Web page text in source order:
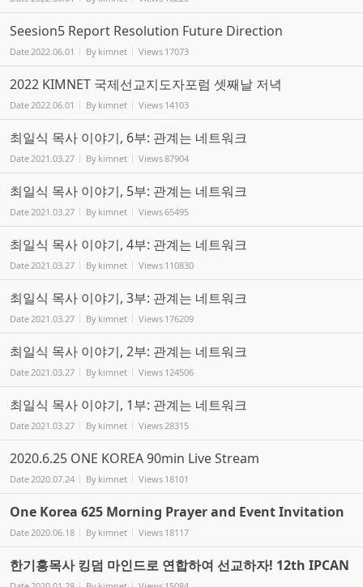
Seesion5 Report Resolution Future Direction
Date2022.06.01 By kimnet Views 17073
2022 KIMNET 국제선교지도자포럼 셋째날 저녁
Date2022.06.01 By kimnet Views 14103
최일식 목사 이야기, 6부: 관계는 네트워크
Date2021.03.27 By kimnet Views87904
최일식 목사 이야기, 5부: 관계는 네트워크
Date2021.03.27 By kimnet Views65495
최일식 목사 이야기, 4부: 관계는 네트워크
Date2021.03.27 By kimnet Views 110830
최일식 목사 이야기, 3부: 관계는 네트워크
Date2021.03.27 By kimnet Views 176209
최일식 목사 이야기, 2부: 관계는 네트워크
Date2021.03.27 By kimnet Views 124506
최일식 목사 이야기, 1부: 관계는 네트워크
Date2021.03.27 By kimnet Views28315
2020.6.25 ONE KOREA 90min Live Stream
Date2020.07.24 By kimnet Views 18101
One Korea 625 Morning Prayer and Event Invitation
Date2020.06.18 By kimnet Views 18117
한기홍목사 킹덤 마인드로 연합하여 선교하자! 12th IPCAN